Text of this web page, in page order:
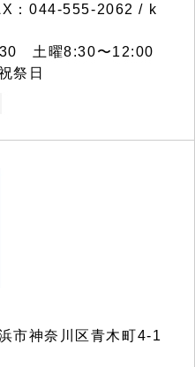
：044-555-2062 / k
土曜8:30〜12:00
祭日
市神奈川区青木町4-1